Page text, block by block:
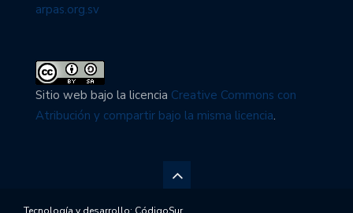
arpas.org.sv
Sitio web bajo la licencia Creative Commons con
Atribución y compartir bajo la misma licencia.